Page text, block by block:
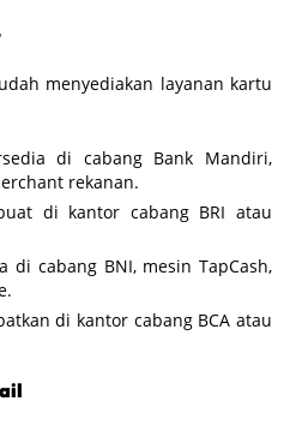
menyediakan layanan kartu
di cabang Bank Mandiri,
rekanan.
di kantor cabang BRI atau
di cabang BNI, mesin TapCash,
di kantor cabang BCA atau